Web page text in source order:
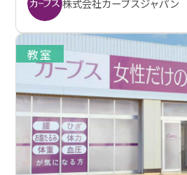
株式会社カーブスジャパン
教室